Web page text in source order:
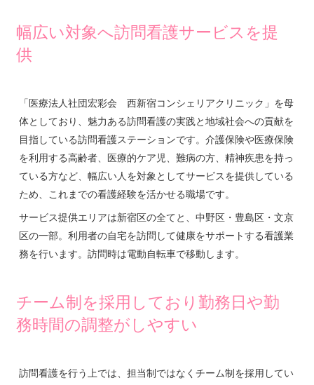
幅広い対象へ訪問看護サービスを提
供
「医療法人社団宏彩会 西新宿コンシェリアクリニック」を母
体としており、魅力ある訪問看護の実践と地域社会への貢献を
目指している訪問看護ステーションです。介護保険や医療保険
を利用する高齢者、医療的ケア児、難病の方、精神疾患を持っ
ている方など、幅広い人を対象としてサービスを提供している
ため、これまでの看護経験を活かせる職場です。
サービス提供エリアは新宿区の全てと、中野区・豊島区・文京
区の一部。利用者の自宅を訪問して健康をサポートする看護業
務を行います。訪問時は電動自転車で移動します。
チーム制を採用しており勤務日や勤
務時間の調整がしやすい
訪問看護を行う上では、担当制ではなくチーム制を採用してい